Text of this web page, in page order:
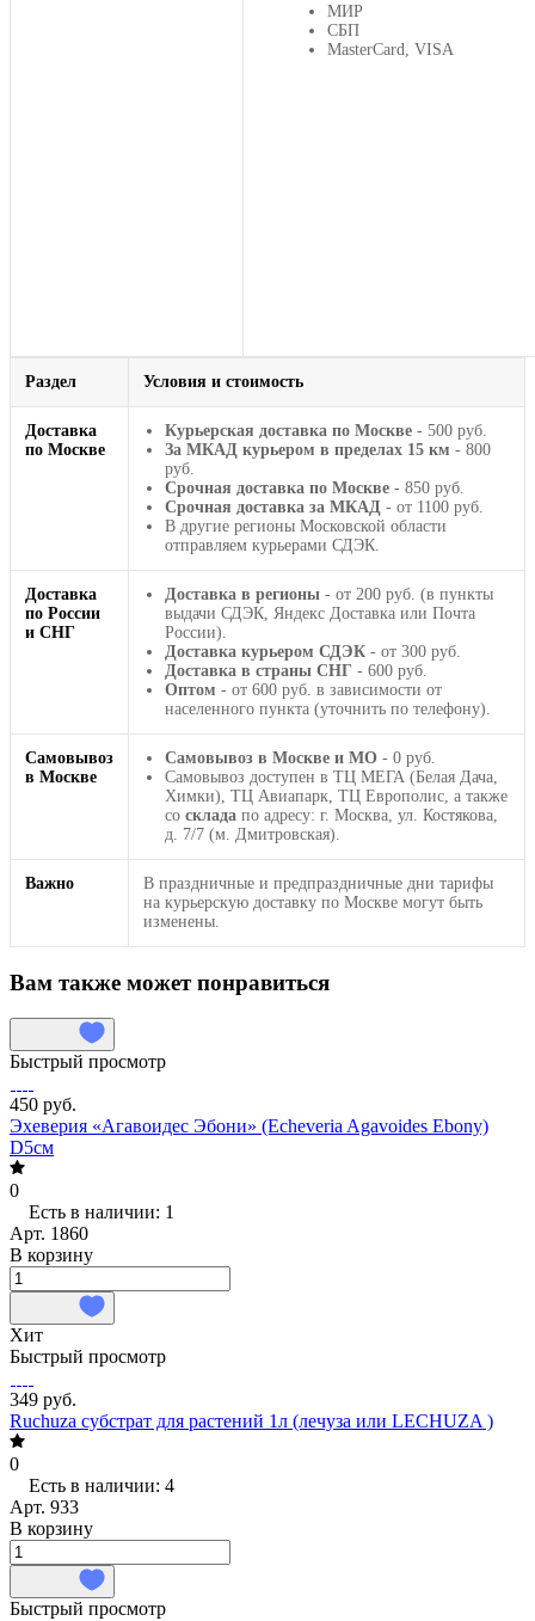
МИР
СБП
MasterCard, VISA
Раздел Условия и стоимость
Доставка
по Москве
Курьерская доставка по Москве - 500 руб.
За МКАД курьером в пределах 15 км - 800
руб.
Срочная доставка по Москве - 850 руб.
Срочная доставка за МКАД - от 1100 руб.
В другие регионы Московской области
отправляем курьерами СДЭК.
Доставка
по России
и СНГ
Доставка в регионы - от 200 руб. (в пункты
выдачи СДЭК, Яндекс Доставка или Почта
России).
Доставка курьером СДЭК - от 300 руб.
Доставка в страны СНГ - 600 руб.
Оптом - от 600 руб. в зависимости от
населенного пункта (уточнить по телефону).
Самовывоз
в Москве
Самовывоз в Москве и МО - 0 руб.
Самовывоз доступен в ТЦ МЕГА (Белая Дача,
Химки), ТЦ Авиапарк, ТЦ Европолис, а также
со склада по адресу: г. Москва, ул. Костякова,
д. 7/7 (м. Дмитровская).
Важно
В праздничные и предпраздничные дни тарифы
на курьерскую доставку по Москве могут быть
изменены.
Вам также может понравиться
Быстрый просмотр
450 руб.
Эхеверия «Агавоидес Эбони» (Echeveria Agavoides Ebony)
D5см
0
Есть в наличии: 1
Арт. 1860
В корзину
Хит
Быстрый просмотр
349 руб.
Ruchuza субстрат для растений 1л (лечуза или LECHUZA )
0
Есть в наличии: 4
Арт. 933
В корзину
Быстрый просмотр